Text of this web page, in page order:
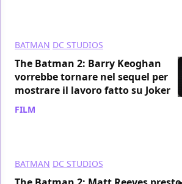
BATMAN DC STUDIOS
The Batman 2: Barry Keoghan
vorrebbe tornare nel sequel per
mostrare il lavoro fatto su Joker
FILM
BATMAN DC STUDIOS